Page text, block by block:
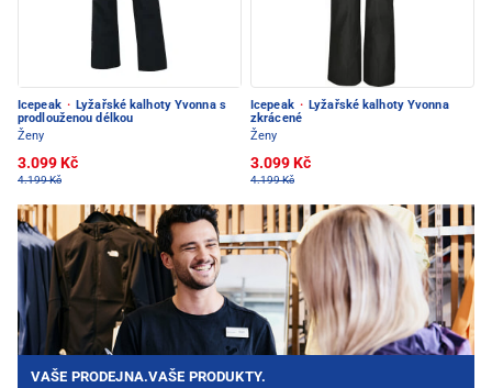
Icepeak · Lyžařské kalhoty Yvonna s
prodlouženou délkou
Ženy
3.099 Kč
4.199 Kč
Icepeak · Lyžařské kalhoty Yvonna
zkrácené
Ženy
3.099 Kč
4.199 Kč
VAŠE PRODEJNA.VAŠE PRODUKTY.